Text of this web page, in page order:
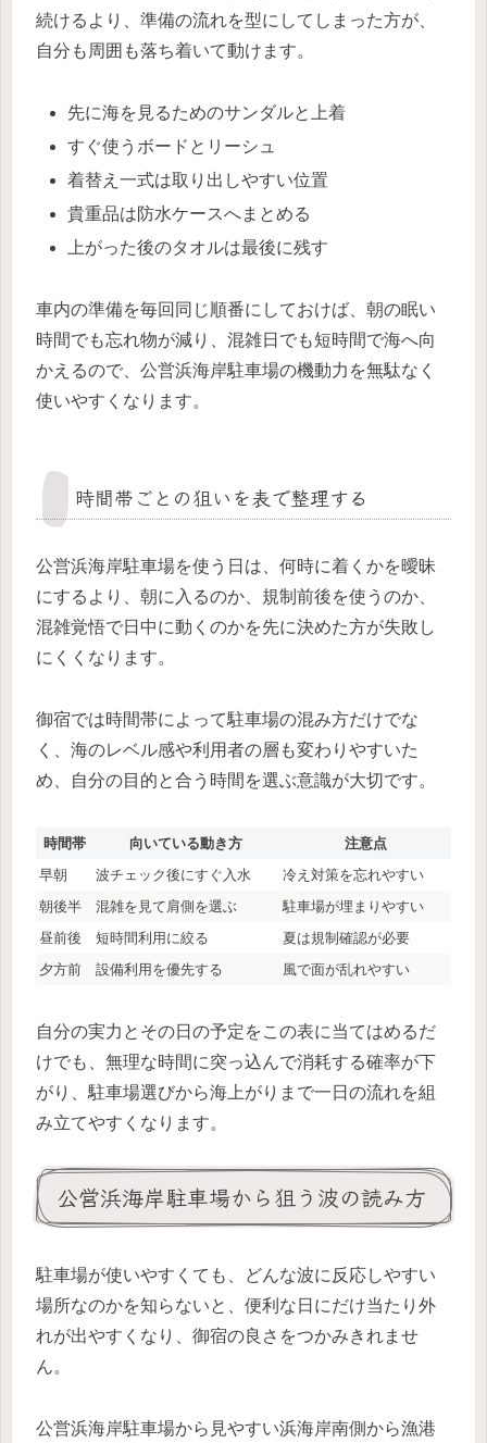
続けるより、準備の流れを型にしてしまった方が、
自分も周囲も落ち着いて動けます。
先に海を見るためのサンダルと上着
すぐ使うボードとリーシュ
着替え一式は取り出しやすい位置
貴重品は防水ケースへまとめる
上がった後のタオルは最後に残す
車内の準備を毎回同じ順番にしておけば、朝の眠い
時間でも忘れ物が減り、混雑日でも短時間で海へ向
かえるので、公営浜海岸駐車場の機動力を無駄なく
使いやすくなります。
時間帯ごとの狙いを表で整理する
公営浜海岸駐車場を使う日は、何時に着くかを曖昧
にするより、朝に入るのか、規制前後を使うのか、
混雑覚悟で日中に動くのかを先に決めた方が失敗し
にくくなります。
御宿では時間帯によって駐車場の混み方だけでな
く、海のレベル感や利用者の層も変わりやすいた
め、自分の目的と合う時間を選ぶ意識が大切です。
時間帯 向いている動き方
注意点
早朝
波チェック後にすぐ入水
冷え対策を忘れやすい
朝後半
混雑を見て肩側を選ぶ
駐車場が埋まりやすい
昼前後
短時間利用に絞る
夏は規制確認が必要
夕方前
設備利用を優先する 風で面が乱れやすい
自分の実力とその日の予定をこの表に当てはめるだ
けでも、無理な時間に突っ込んで消耗する確率が下
がり、駐車場選びから海上がりまで一日の流れを組
み立てやすくなります。
公営浜海岸駐車場から狙う波の読み方
駐車場が使いやすくても、どんな波に反応しやすい
場所なのかを知らないと、便利な日にだけ当たり外
れが出やすくなり、御宿の良さをつかみきれませ
ん。
公営浜海岸駐車場から見やすい浜海岸南側から漁港